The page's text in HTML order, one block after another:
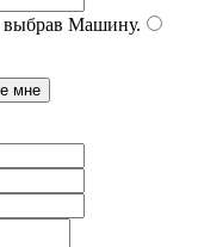
Машину.